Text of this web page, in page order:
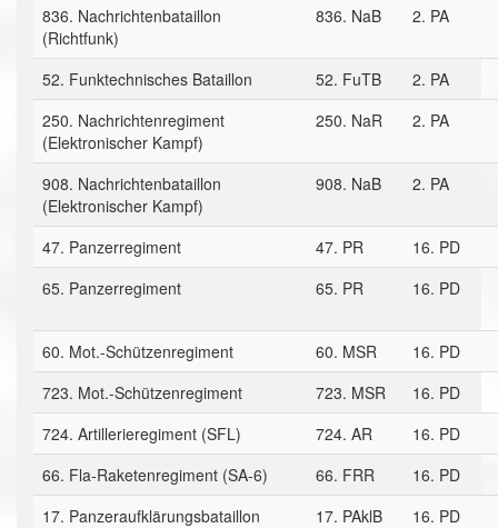
836. Nachrichtenbataillon
(Richtfunk)
836. NaB 2. PA
52. Funktechnisches Bataillon 52. FuTB
2. PA
250. Nachrichtenregiment
(Elektronischer Kampf)
250. NaR 2. PA
908. Nachrichtenbataillon
(Elektronischer Kampf)
908. NaB 2. PA
47. Panzerregiment 47. PR
16. PD
65. Panzerregiment
65. PR 16. PD
60. Mot.-Schützenregiment 60. MSR
16. PD
723. Mot.-Schützenregiment
723. MSR
16. PD
724. Artillerieregiment (SFL)
724. AR
16. PD
66. Fla-Raketenregiment (SA-6)
66. FRR
16. PD
17. Panzeraufklärungsbataillon
17. PAklB
16. PD